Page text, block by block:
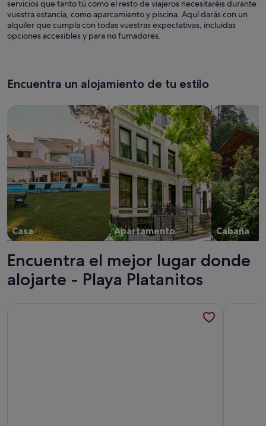
servicios que tanto tú como el resto de viajeros necesitaréis durante
vuestra estancia, como aparcamiento y piscina. Aquí darás con un
alquiler que cumpla con todas vuestras expectativas, incluidas
opciones accesibles y para no fumadores.
Encuentra un alojamiento de tu estilo
Casa Apartamento
Busca apartamentos
Cabaña
Buscar
Encuentra el mejor lugar donde
alojarte - Playa Platanitos
Más información sobre Casa Privada Casa de Colores en